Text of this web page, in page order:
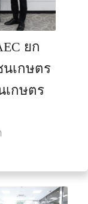
ยก
นเกษตร
กษตร